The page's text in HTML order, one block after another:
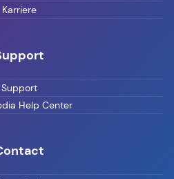
Karriere
Support
Help Center